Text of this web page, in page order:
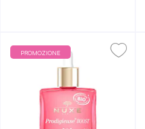
PROMOZIONE